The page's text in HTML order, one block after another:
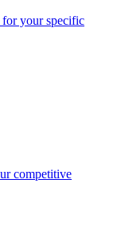
for your specific
competitive